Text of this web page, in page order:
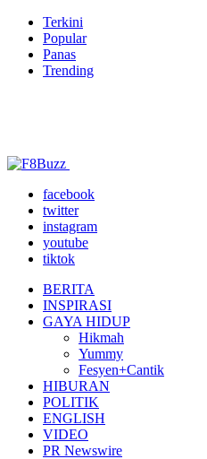
Terkini
Popular
Panas
Trending
facebook
twitter
instagram
youtube
tiktok
BERITA
INSPIRASI
GAYA HIDUP
Hikmah
Yummy
Fesyen+Cantik
HIBURAN
POLITIK
ENGLISH
VIDEO
PR Newswire